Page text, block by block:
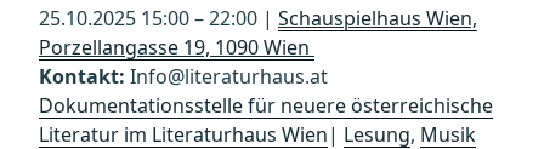
25.10.2025 15:00 – 22:00 | Schauspielhaus Wien,
Porzellangasse 19, 1090 Wien
Kontakt: Info@literaturhaus.at
Dokumentationsstelle für neuere österreichische
Literatur im Literaturhaus Wien| Lesung, Musik